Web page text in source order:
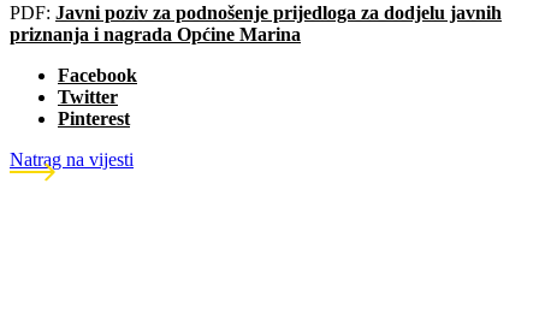
PDF: Javni poziv za podnošenje prijedloga za dodjelu javnih
priznanja i nagrada Općine Marina
Facebook
Twitter
Pinterest
Natrag na vijesti